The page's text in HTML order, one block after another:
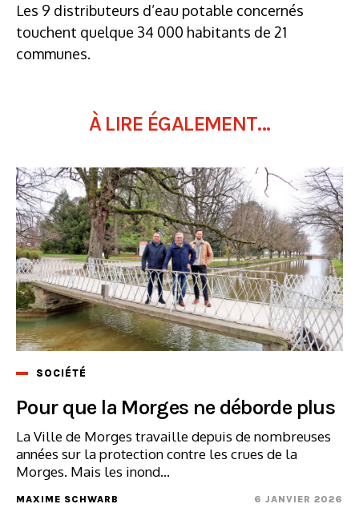
Les 9 distributeurs d’eau potable concernés
touchent quelque 34 000 habitants de 21
communes.
À LIRE ÉGALEMENT...
SOCIÉTÉ
Pour que la Morges ne déborde plus
La Ville de Morges travaille depuis de nombreuses
années sur la protection contre les crues de la
Morges. Mais les inond...
MAXIME SCHWARB 6 JANVIER 2026